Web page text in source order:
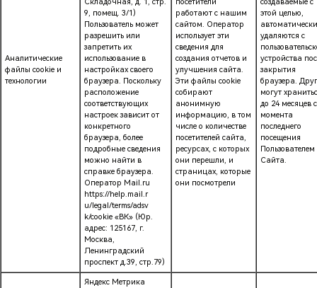
Аналитические
файлы cookie и
технологии
9, помещ. 3/1)
Пользователь может
разрешить или
запретить их
использование в
настройках своего
браузера. Поскольку
расположение
соответствующих
настроек зависит от
конкретного
браузера, более
подробные сведения
можно найти в
справке браузера.
Оператор Mail.ru
https://help.mail.r
u/legal/terms/adsv
k/cookie «ВК» (Юр.
адрес: 125167, г.
Москва,
Ленинградский
проспект д.39, стр.79)
работают с нашим
сайтом. Оператор
использует эти
сведения для
создания отчетов и
улучшения сайта.
Эти файлы cookie
собирают
анонимную
информацию, в том
числе о количестве
посетителей сайта,
ресурсах, с которых
они перешли, и
страницах, которые
они посмотрели
этой целью,
автоматически
удаляются с
устройства
закрытия
браузера.
могут
до 24 месяцев с
момента
последнего
посещения
Пользователем
Сайта.
Яндекс Метрика